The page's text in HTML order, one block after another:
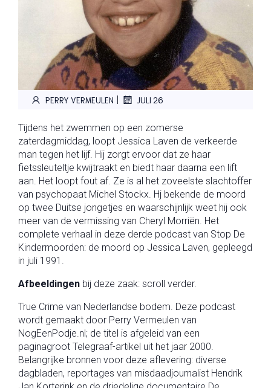
PERRY VERMEULEN | JULI 26
Tijdens het zwemmen op een zomerse
zaterdagmiddag, loopt Jessica Laven de verkeerde
man tegen het lijf. Hij zorgt ervoor dat ze haar
fietssleuteltje kwijtraakt en biedt haar daarna een lift
aan. Het loopt fout af. Ze is al het zoveelste slachtoffer
van psychopaat Michel Stockx. Hj bekende de moord
op twee Duitse jongetjes en waarschijnlijk weet hij ook
meer van de vermissing van Cheryl Morriën. Het
complete verhaal in deze derde podcast van Stop De
Kindermoorden: de moord op Jessica Laven, gepleegd
in juli 1991.
Afbeeldingen bij deze zaak: scroll verder.
True Crime van Nederlandse bodem. Deze podcast
wordt gemaakt door Perry Vermeulen van
NogEenPodje.nl; de titel is afgeleid van een
paginagroot Telegraaf-artikel uit het jaar 2000.
Belangrijke bronnen voor deze aflevering: diverse
dagbladen, reportages van misdaadjournalist Hendrik